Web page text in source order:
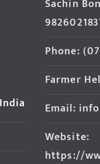
Sachin
Phone:
Farmer
Email:
Website:
https://